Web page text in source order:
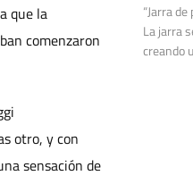
“Jarra
La jarra
creando
que la
comenzaron
otro, y con
sensación de